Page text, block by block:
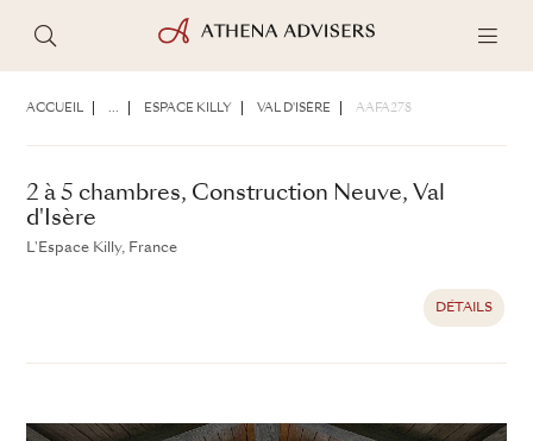
2 à 5 chambres, Construction Neuve, Val
d'Isère
L'Espace Killy, France
ACCUEIL ... ESPACE KILLY VAL D'ISÈRE AAFA278
2 à 5 chambres, Construction Neuve, Val
d'Isère
L'Espace Killy, France
DÉTAILS